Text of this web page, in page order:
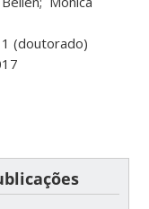
(doutorado)